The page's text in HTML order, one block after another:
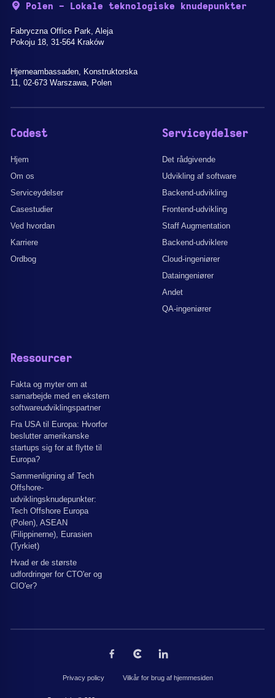
Polen - Lokale teknologiske knudepunkter
Fabryczna Office Park, Aleja
Pokoju 18, 31-564 Kraków
Hjerneambassaden, Konstruktorska
11, 02-673 Warszawa, Polen
Codest
Hjem
Om os
Serviceydelser
Casestudier
Ved hvordan
Karriere
Ordbog
Serviceydelser
Det rådgivende
Udvikling af software
Backend-udvikling
Frontend-udvikling
Staff Augmentation
Backend-udviklere
Cloud-ingeniører
Dataingeniører
Andet
QA-ingeniører
Ressourcer
Fakta og myter om at
samarbejde med en ekstern
softwareudviklingspartner
Fra USA til Europa: Hvorfor
beslutter amerikanske
startups sig for at flytte til
Europa?
Sammenligning af Tech
Offshore-
udviklingsknudepunkter:
Tech Offshore Europa
(Polen), ASEAN
(Filippinerne), Eurasien
(Tyrkiet)
Hvad er de største
udfordringer for CTO'er og
CIO'er?
Privacy policy Vilkår for brug af hjemmesiden